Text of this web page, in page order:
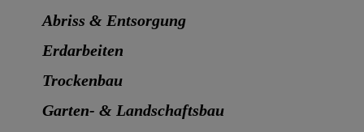
Abriss & Entsorgung
Erdarbeiten
Trockenbau
Garten- & Landschaftsbau